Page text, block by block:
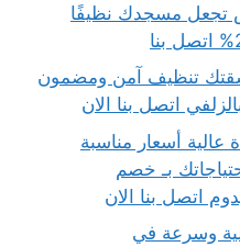
تجعل مسجدك نظيفًا
تنظيف آمن ومضمون
أسعار مناسبة
بـ خصم
وسرعة في